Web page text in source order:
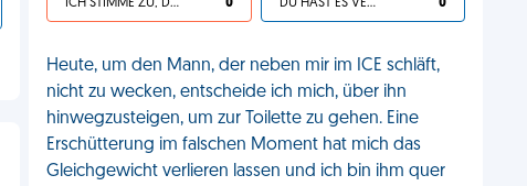
ICH STIMME ZU, DEIN LEBEN IST SCHEISSE 0 DU HAST ES VERDIENT 0
Heute, um den Mann, der neben mir im ICE schläft,
nicht zu wecken, entscheide ich mich, über ihn
hinwegzusteigen, um zur Toilette zu gehen. Eine
Erschütterung im falschen Moment hat mich das
Gleichgewicht verlieren lassen und ich bin ihm quer